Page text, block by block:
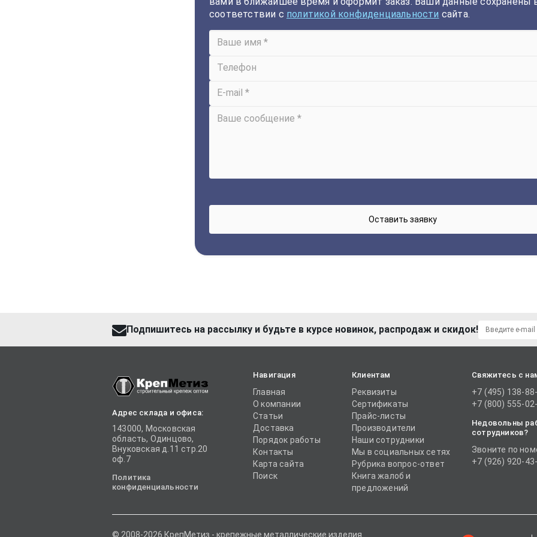
соответствии с политикой конфиденциальности сайта.
Подпишитесь на рассылку и будьте в курсе новинок, распродаж и скидок!
Адрес склада и офиса:
143000, Московская
область, Одинцово,
Внуковская д.11 стр.20
оф.7
Политика
конфиденциальности
Навигация
Главная
О компании
Статьи
Доставка
Порядок работы
Контакты
Карта сайта
Поиск
Клиентам
Реквизиты
Сертификаты
Прайс-листы
Производители
Наши сотрудники
Мы в социальных сетях
Рубрика вопрос-ответ
Книга жалоб и
предложений
Свяжитесь с
+7 (495) 138-
+7 (800) 555-
Недовольны
сотрудников?
Звоните по
+7 (926) 920-
© 2008-2026 КрепМетиз - крепежные металлические изделия.